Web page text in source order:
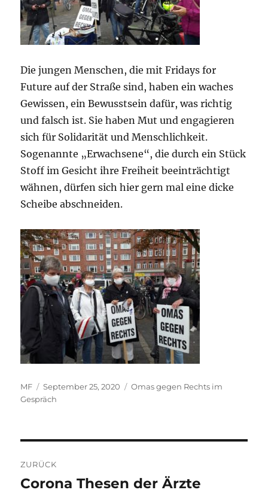
Die jungen Menschen, die mit Fridays for
Future auf der Straße sind, haben ein waches
Gewissen, ein Bewusstsein dafür, was richtig
und falsch ist. Sie haben Mut und engagieren
sich für Solidarität und Menschlichkeit.
Sogenannte „Erwachsene“, die durch ein Stück
Stoff im Gesicht ihre Freiheit beeinträchtigt
wähnen, dürfen sich hier gern mal eine dicke
Scheibe abschneiden.
Autor
MF
Veröffentlicht
am
September 25, 2020 Kategorien
Omas gegen Rechts im
Gespräch
ZURÜCK
Vorheriger
Corona Thesen der Ärzte